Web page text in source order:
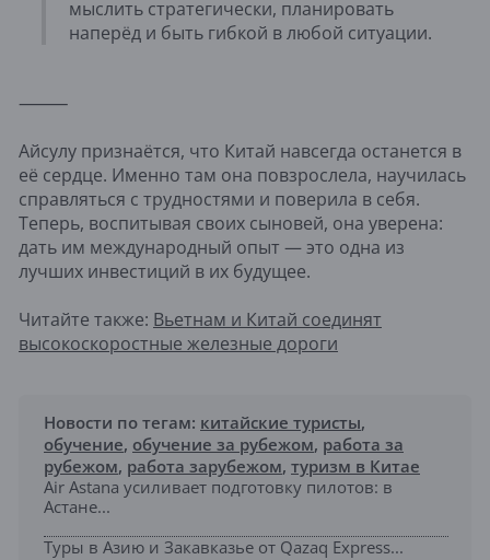
мыслить стратегически, планировать
наперёд и быть гибкой в любой ситуации.
⸻
Айсулу признаётся, что Китай навсегда останется в
её сердце. Именно там она повзрослела, научилась
справляться с трудностями и поверила в себя.
Теперь, воспитывая своих сыновей, она уверена:
дать им международный опыт — это одна из
лучших инвестиций в их будущее.
Читайте также: Вьетнам и Китай соединят
высокоскоростные железные дороги
Новости по тегам: китайские туристы,
обучение, обучение за рубежом, работа за
рубежом, работа зарубежом, туризм в Китае
Air Astana усиливает подготовку пилотов: в
Астане...
Туры в Азию и Закавказье от Qazaq Express...